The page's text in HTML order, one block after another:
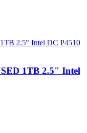
1TB 2.5" Intel